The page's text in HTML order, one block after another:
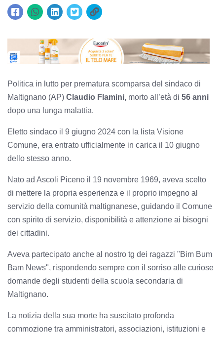
Politica in lutto per prematura scomparsa del sindaco di
Maltignano (AP) Claudio Flamini, morto all’età di 56 anni
dopo una lunga malattia.
Eletto sindaco il 9 giugno 2024 con la lista Visione
Comune, era entrato ufficialmente in carica il 10 giugno
dello stesso anno.
Nato ad Ascoli Piceno il 19 novembre 1969, aveva scelto
di mettere la propria esperienza e il proprio impegno al
servizio della comunità maltignanese, guidando il Comune
con spirito di servizio, disponibilità e attenzione ai bisogni
dei cittadini.
Aveva partecipato anche al nostro tg dei ragazzi "Bim Bum
Bam News", rispondendo sempre con il sorriso alle curiose
domande degli studenti della scuola secondaria di
Maltignano.
La notizia della sua morte ha suscitato profonda
commozione tra amministratori, associazioni, istituzioni e